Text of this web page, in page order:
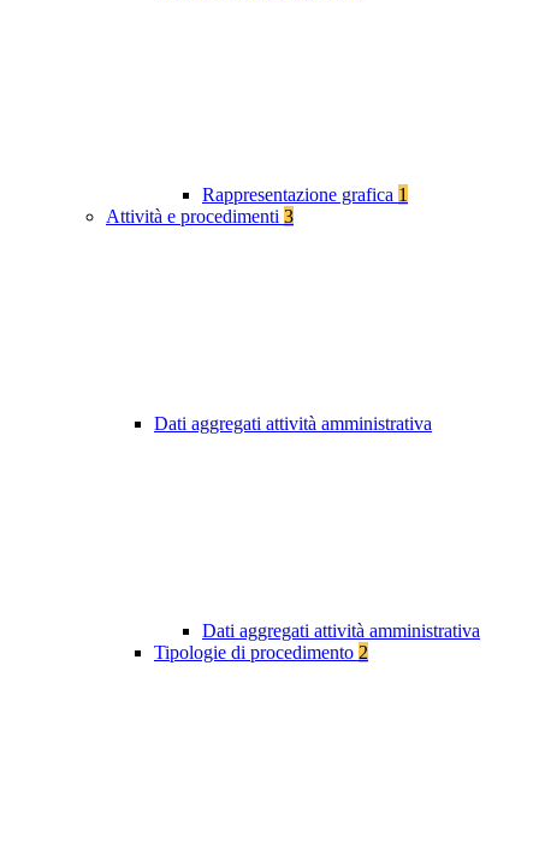
Rappresentazione grafica 1
Attività e procedimenti 3
Dati aggregati attività amministrativa
Dati aggregati attività amministrativa
Tipologie di procedimento 2